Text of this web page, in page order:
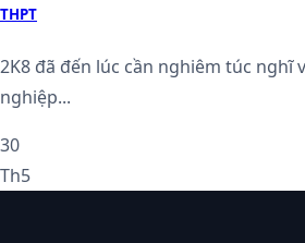
THPT
2K8 đã đến lúc cần nghiêm túc nghĩ
nghiệp...
30
Th5